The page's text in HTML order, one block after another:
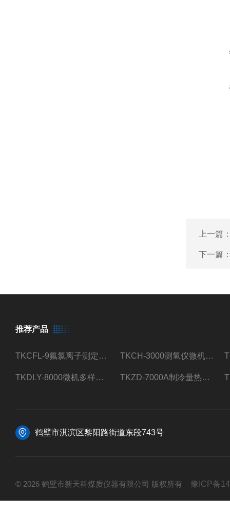
上一篇
下一篇
推荐产品
TKCFL-9氟氯离子测定仪自动煤质检测 TKCH-3000测氢仪微机氢元素测定煤质检测
TKDLY-8000微机多样测硫仪自动定硫仪化验室硫含量测定 TKZD-7000A制冷量热仪自动升降热值仪煤质检测
鹤壁市淇滨区黎阳路街道东段743号
© 2026 鹤壁市新天科煤质仪器有限公司 版权所有 豫ICP备